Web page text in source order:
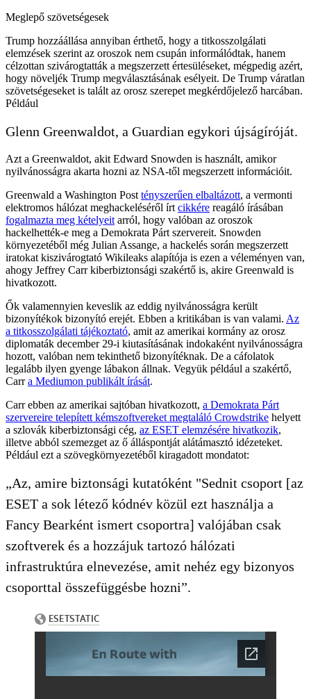
Meglepő szövetségesek
Trump hozzáállása annyiban érthető, hogy a titkosszolgálati
elemzések szerint az oroszok nem csupán informálódtak, hanem
célzottan szivárogtatták a megszerzett értesüléseket, mégpedig azért,
hogy növeljék Trump megválasztásának esélyeit. De Trump váratlan
szövetségeseket is talált az orosz szerepet megkérdőjelező harcában.
Például
Glenn Greenwaldot, a Guardian egykori újságíróját.
Azt a Greenwaldot, akit Edward Snowden is használt, amikor
nyilvánosságra akarta hozni az NSA-től megszerzett információit.
Greenwald a Washington Post tényszerűen elbaltázott, a vermonti
elektromos hálózat meghackeléséről írt cikkére reagáló írásában
fogalmazta meg kételyeit arról, hogy valóban az oroszok
hackelhették-e meg a Demokrata Párt szervereit. Snowden
környezetéből még Julian Assange, a hackelés során megszerzett
iratokat kiszivárogtató Wikileaks alapítója is ezen a véleményen van,
ahogy Jeffrey Carr kiberbiztonsági szakértő is, akire Greenwald is
hivatkozott.
Ők valamennyien keveslik az eddig nyilvánosságra került
bizonyítékok bizonyító erejét. Ebben a kritikában is van valami. Az
a titkosszolgálati tájékoztató, amit az amerikai kormány az orosz
diplomaták december 29-i kiutasításának indokaként nyilvánosságra
hozott, valóban nem tekinthető bizonyítéknak. De a cáfolatok
legalább ilyen gyenge lábakon állnak. Vegyük például a szakértő,
Carra Mediumon publikált írását.
Carr ebben az amerikai sajtóban hivatkozott, a Demokrata Párt
szervereire telepített kémszoftvereket megtaláló Crowdstrike helyett
a szlovák kiberbiztonsági cég, az ESET elemzésére hivatkozik,
illetve abból szemezget az ő álláspontját alátámasztó idézeteket.
Például ezt a szövegkörnyezetéből kiragadott mondatot:
„Az, amire biztonsági kutatóként "Sednit csoport [az
ESET a sok létező kódnév közül ezt használja a
Fancy Bearként ismert csoportra] valójában csak
szoftverek és a hozzájuk tartozó hálózati
infrastruktúra elnevezése, amit nehéz egy bizonyos
csoporttal összefüggésbe hozni”.